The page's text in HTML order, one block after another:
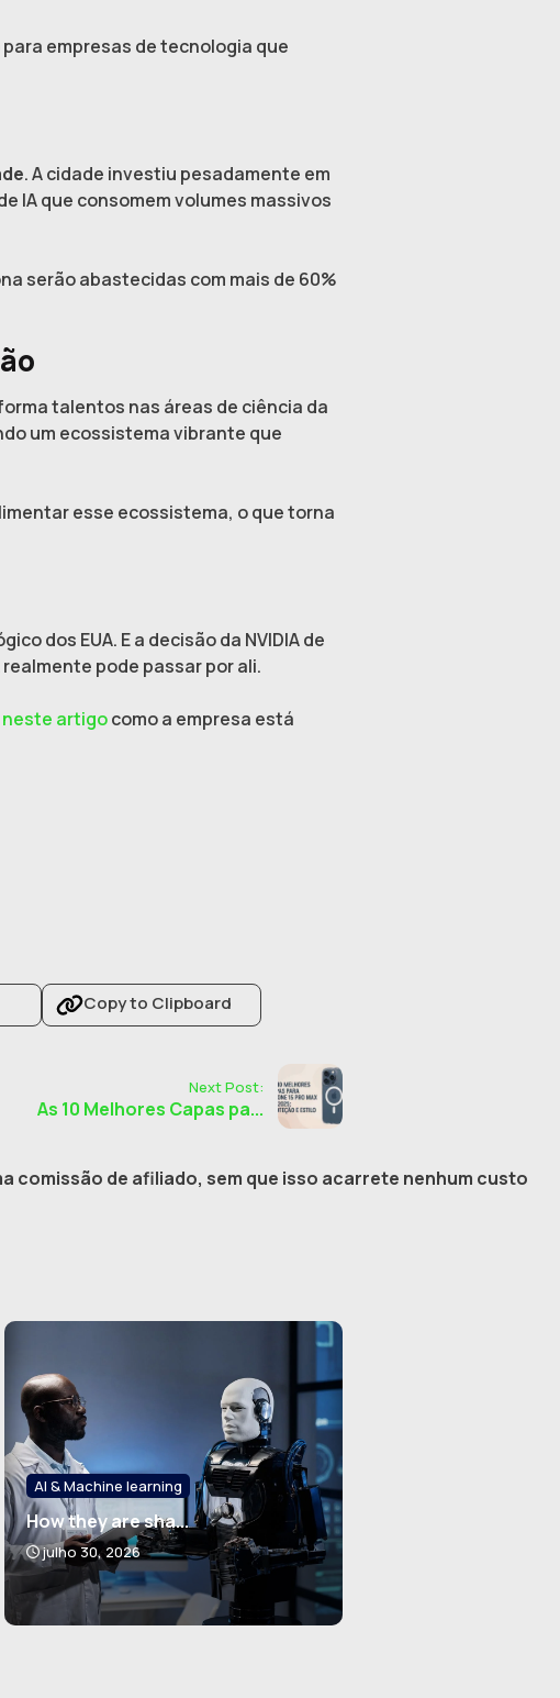
empresas de tecnologia que
. A cidade investiu pesadamente em
IA que consomem volumes massivos
serão abastecidas com mais de 60%
talentos nas áreas de ciência da
um ecossistema vibrante que
esse ecossistema, o que torna
dos EUA. E a decisão da NVIDIA de
pode passar por ali.
neste artigocomo a empresa está
Copy to Clipboard
Next Post:
As 10 Melhores Capas pa...
comissão de afiliado, sem que isso acarrete nenhum custo
AI & Machine learning
How they are sha...
julho 30, 2026